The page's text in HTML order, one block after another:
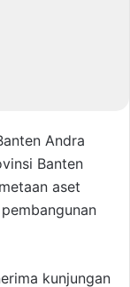
Andra
Banten
aset
kunjungan